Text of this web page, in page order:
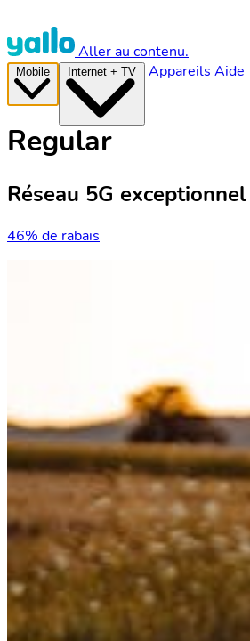
Aller au contenu.
Appareils Aide
Regular
Réseau 5G
46% de rabais